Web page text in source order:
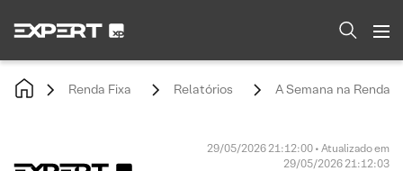
Renda Fixa Relatórios A Semana na Renda
29/05/2026 21:12:00 • Atualizado em
29/05/2026 21:12:03